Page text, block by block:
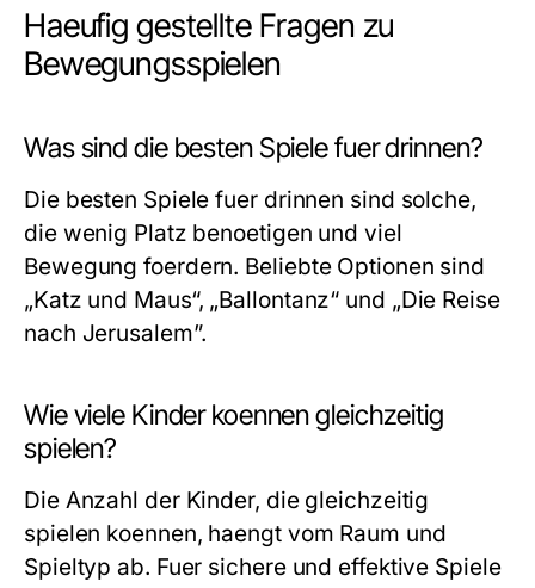
Haeufig gestellte Fragen zu
Bewegungsspielen
Was sind die besten Spiele fuer drinnen?
Die besten Spiele fuer drinnen sind solche,
die wenig Platz benoetigen und viel
Bewegung foerdern. Beliebte Optionen sind
„Katz und Maus“, „Ballontanz“ und „Die Reise
nach Jerusalem”.
Wie viele Kinder koennen gleichzeitig
spielen?
Die Anzahl der Kinder, die gleichzeitig
spielen koennen, haengt vom Raum und
Spieltyp ab. Fuer sichere und effektive Spiele